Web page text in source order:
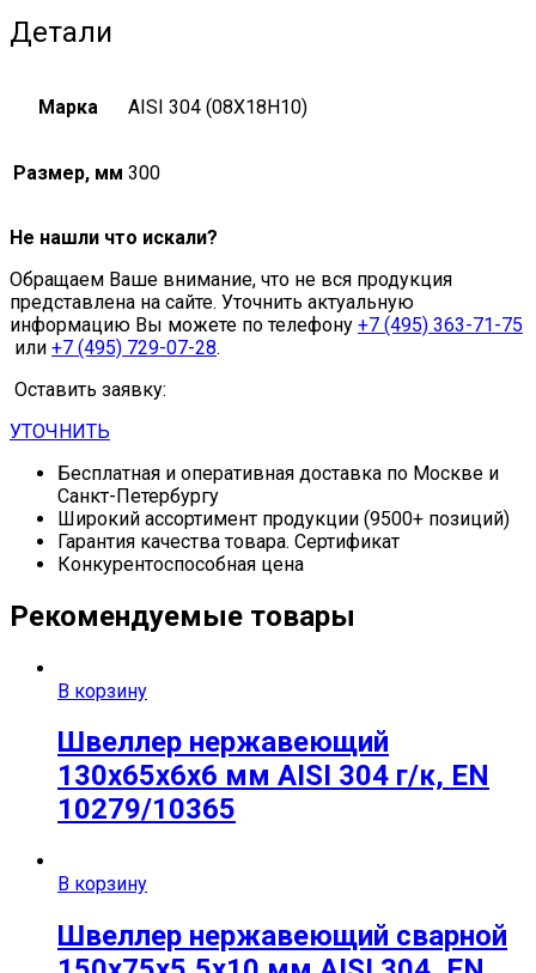
Детали
Марка AISI 304 (08Х18Н10)
Размер, мм 300
Не нашли что искали?
Обращаем Ваше внимание, что не вся продукция
представлена на сайте. Уточнить актуальную
информацию Вы можете по телефону +7 (495) 363-71-75
или +7 (495) 729-07-28.
Оставить заявку:
УТОЧНИТЬ
Бесплатная и оперативная доставка по Москве и
Санкт-Петербургу
Широкий ассортимент продукции (9500+ позиций)
Гарантия качества товара. Сертификат
Конкурентоспособная цена
Рекомендуемые товары
В корзину
Швеллер нержавеющий
130х65х6х6 мм AISI 304 г/к, EN
10279/10365
В корзину
Швеллер нержавеющий сварной